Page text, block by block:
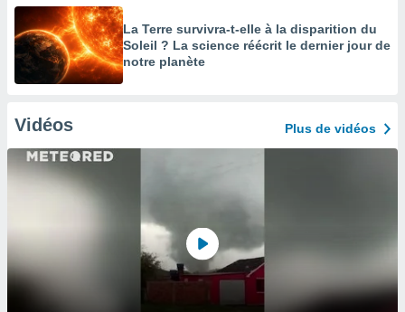
La Terre survivra-t-elle à la disparition du
Soleil ? La science réécrit le dernier jour de
notre planète
Vidéos Plus de vidéos